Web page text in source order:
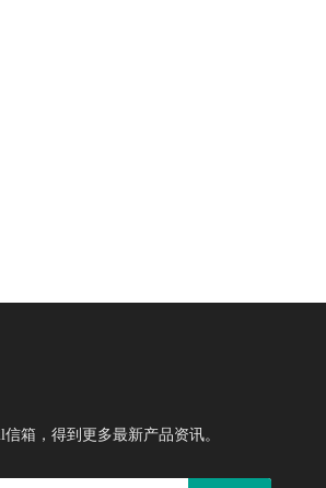
箱，得到更多最新产品资讯。